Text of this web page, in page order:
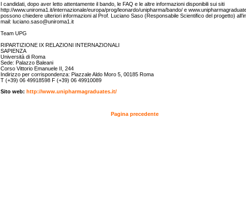
I candidati, dopo aver letto attentamente il bando, le FAQ e le altre informazioni disponibili sui siti
http://www.uniroma1.it/internazionale/europa/prog/leonardo/unipharma/bando/ e
possono chiedere ulteriori informazioni al Prof. Luciano Saso (Responsabile Scientifico del progetto)
mail: luciano.saso@uniroma1.it
Team UPG
RIPARTIZIONE IX RELAZIONI INTERNAZIONALI
SAPIENZA
Università di Roma
Sede: Palazzo Baleani
Corso Vittorio Emanuele II, 244
Indirizzo per corrispondenza: Piazzale Aldo Moro 5, 00185 Roma
T (+39) 06 49918598 F (+39) 06 49910089
Sito web: http://www.unipharmagraduates.it/
Pagina precedente